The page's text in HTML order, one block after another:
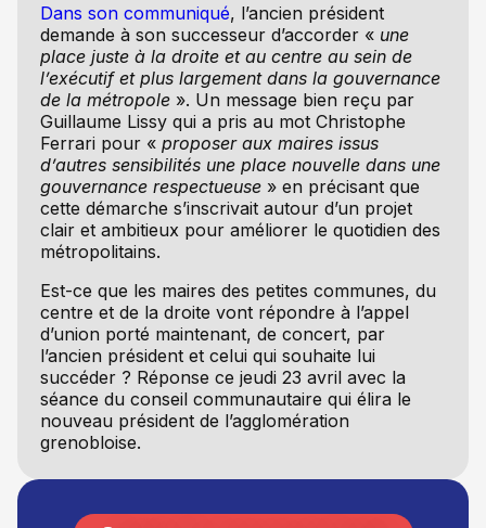
Dans son communiqué, l’ancien président
demande à son successeur d’accorder « une
place juste à la droite et au centre au sein de
l’exécutif et plus largement dans la gouvernance
de la métropole». Un message bien reçu par
Guillaume Lissy qui a pris au mot Christophe
Ferrari pour « proposer aux maires issus
d’autres sensibilités une place nouvelle dans une
gouvernance respectueuse» en précisant que
cette démarche s’inscrivait autour d’un projet
clair et ambitieux pour améliorer le quotidien des
métropolitains.
Est-ce que les maires des petites communes, du
centre et de la droite vont répondre à l’appel
d’union porté maintenant, de concert, par
l’ancien président et celui qui souhaite lui
succéder ? Réponse ce jeudi 23 avril avec la
séance du conseil communautaire qui élira le
nouveau président de l’agglomération
grenobloise.